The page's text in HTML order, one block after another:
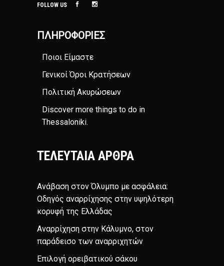
FOLLOW US
ΠΛΗΡΟΦΟΡΊΕΣ
Ποιοι Είμαστε
Γενικοί Όροι Κρατήσεων
Πολιτική Ακυρώσεων
Discover more things to do in
Thessaloniki.
ΤΕΛΕΥΤΑΊΑ ΆΡΘΡΑ
Ανάβαση στον Όλυμπο με ασφάλεια:
Οδηγός αναρρίχησης στην υψηλότερη
κορυφή της Ελλάδας
Αναρρίχηση στην Κάλυμνο, στον
παράδεισο των αναρριχητών
Επιλογή ορειβατικού σάκου